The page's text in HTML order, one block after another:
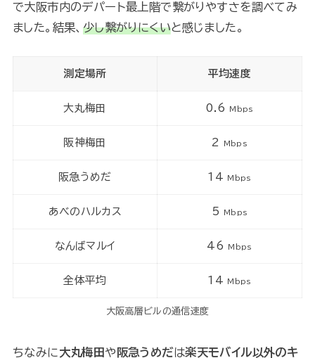
で大阪市内のデパート最上階で繋がりやすさを調べてみ
ました。結果、 少し繋がりにくいと感じました。
測定場所 平均速度
大丸梅田 0.6 Mbps
阪神梅田 2 Mbps
阪急うめだ 14 Mbps
あべのハルカス 5 Mbps
なんばマルイ 46 Mbps
全体平均 14 Mbps
大阪高層ビルの通信速度
ちなみに大丸梅田 や 阪急うめだは楽天モバイル以外のキ